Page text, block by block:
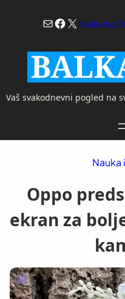
Mail
Facebook
X NaslovnaO
Vaš svakodnevni pogled na
Nauka
Oppo
ekran za